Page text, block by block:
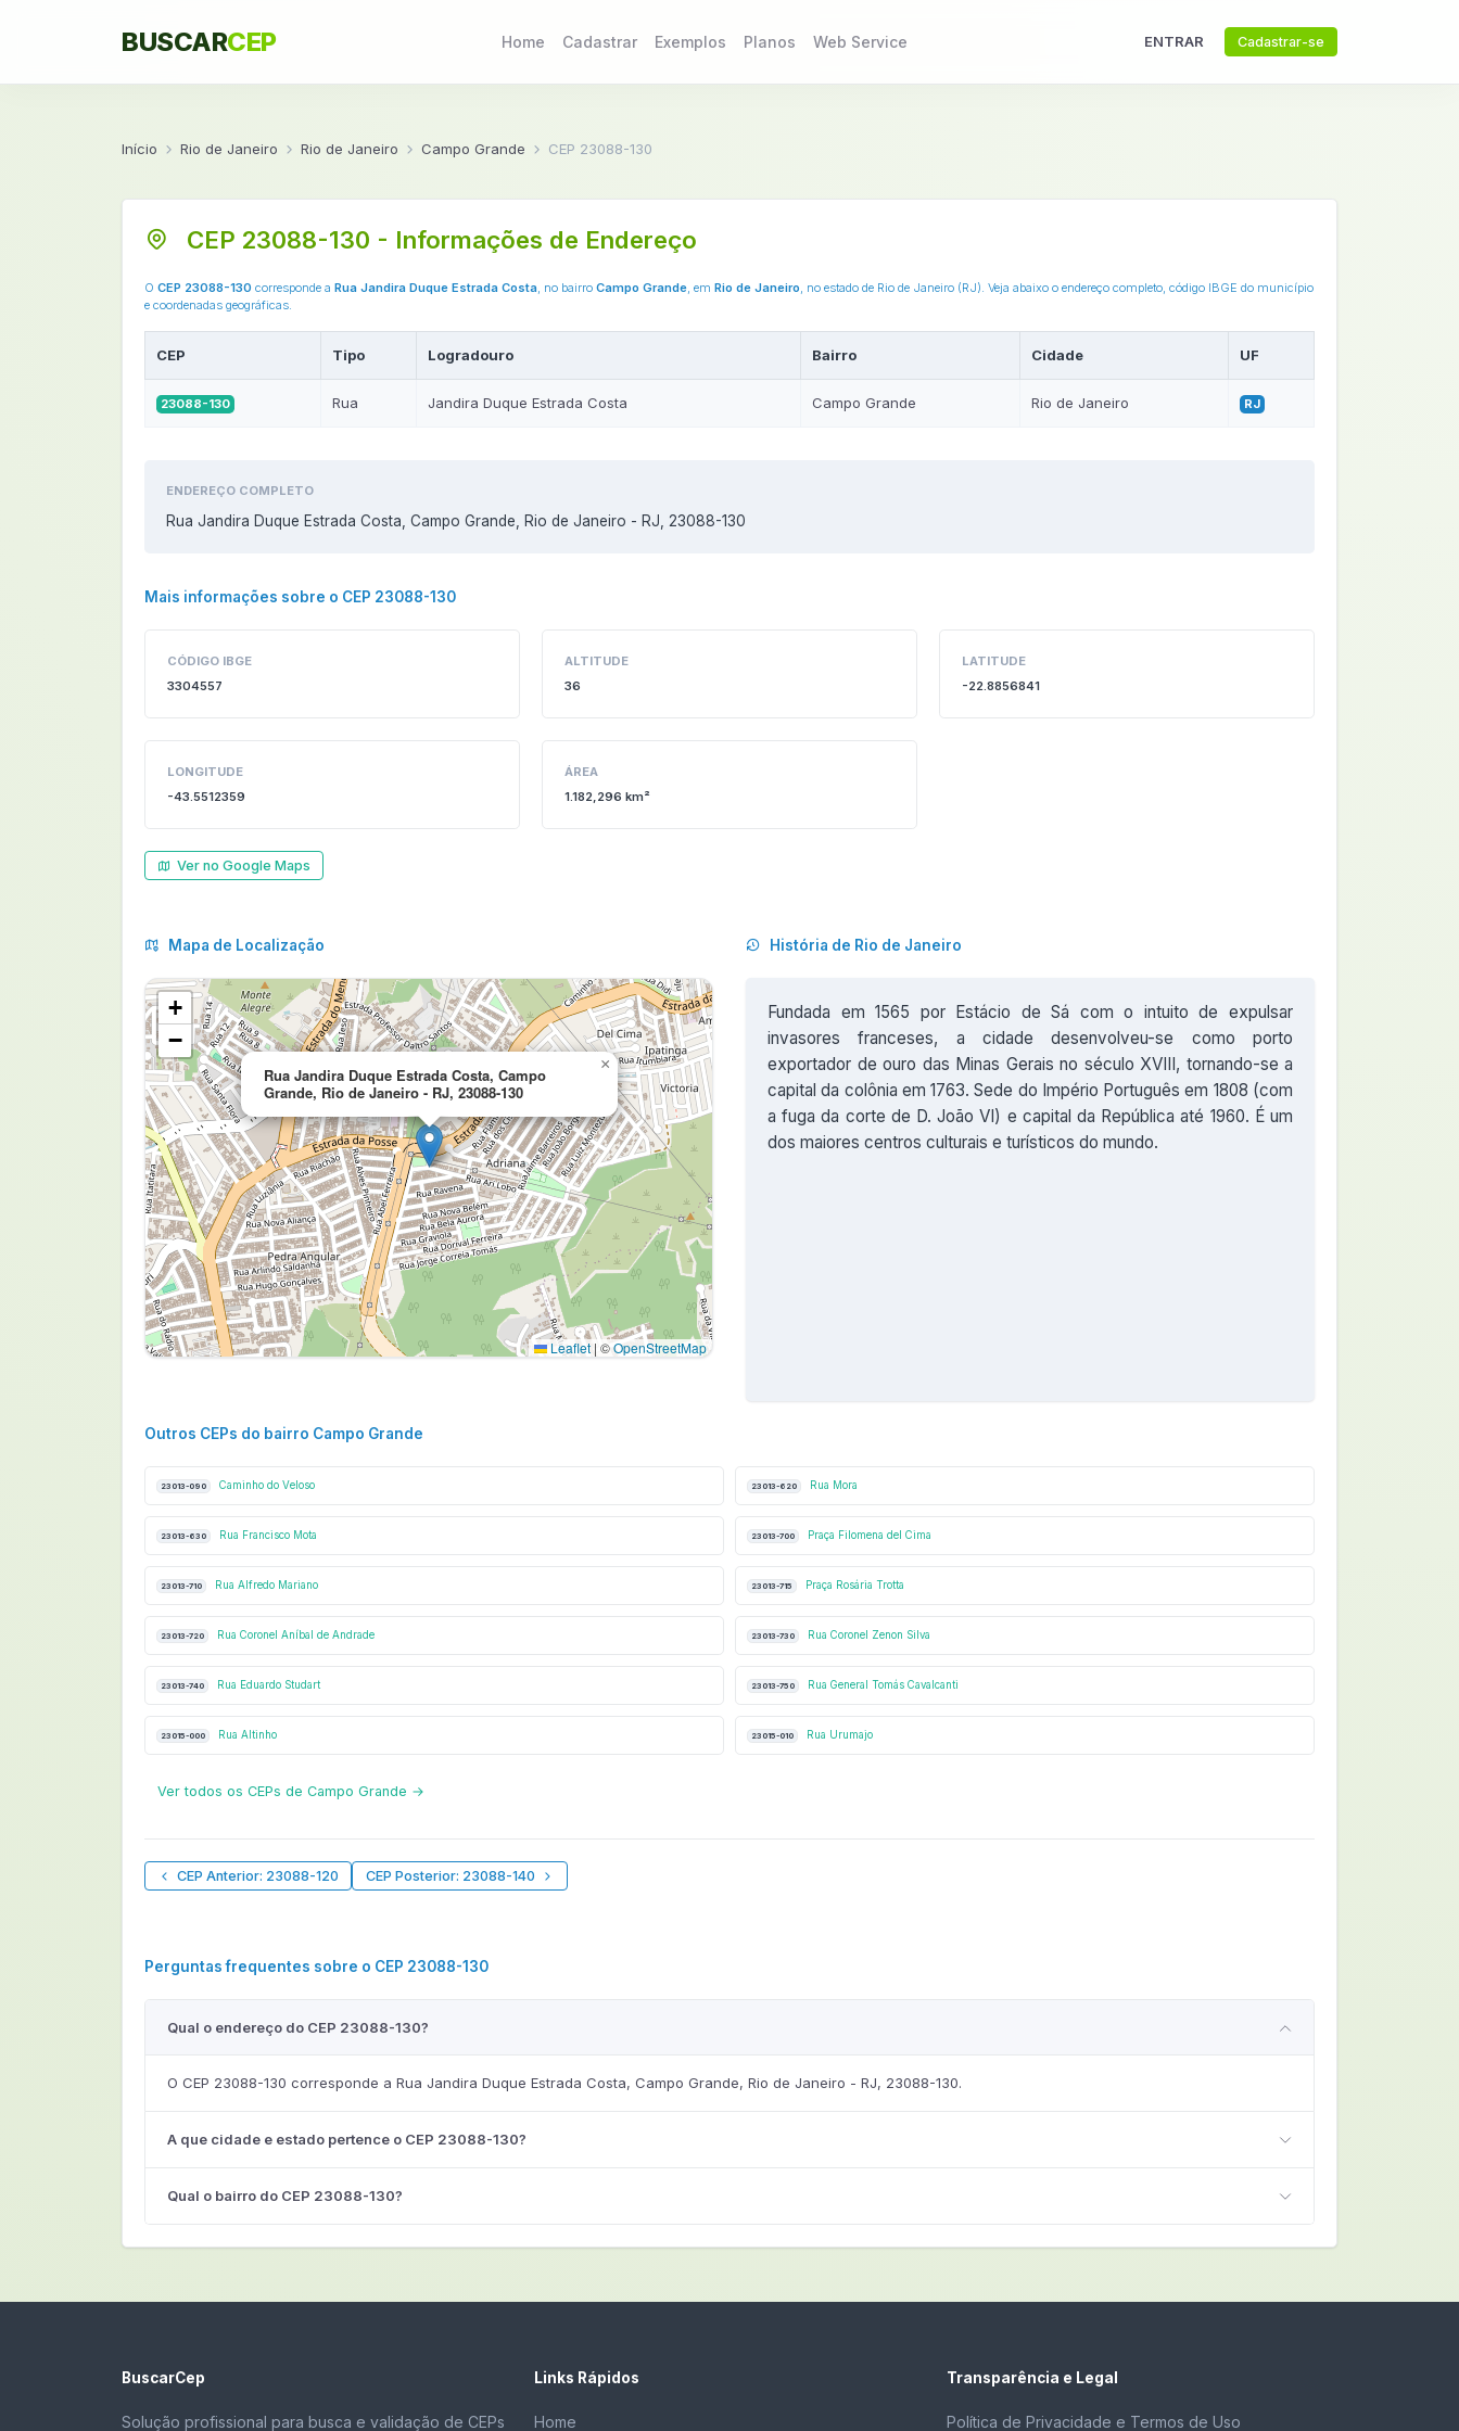
BUSCARCEP Home Cadastrar Exemplos Planos Web Service ENTRAR Cadastrar-se
Início Rio de Janeiro Rio de Janeiro Campo Grande CEP 23088-130
CEP 23088-130 - Informações de Endereço
O CEP 23088-130 corresponde a Rua Jandira Duque Estrada Costa, no bairro Campo Grande, em Rio de Janeiro, no estado de Rio de Janeiro (RJ). Veja abaixo o endereço completo, código IBGE do município
e coordenadas geográficas.
CEP Tipo Logradouro Bairro Cidade UF
23088-130 Rua Jandira Duque Estrada Costa Campo Grande Rio de Janeiro RJ
ENDEREÇO COMPLETO
Rua Jandira Duque Estrada Costa, Campo Grande, Rio de Janeiro - RJ, 23088-130
Mais informações sobre o CEP 23088-130
CÓDIGO IBGE
3304557
ALTITUDE
36
LATITUDE
-22.8856841
LONGITUDE
-43.5512359
ÁREA
1.182,296 km²
Ver no Google Maps
Mapa de Localização
Rua Jandira Duque Estrada Costa, Campo
Grande, Rio de Janeiro - RJ, 23088-130
×
+
−
Leaflet | ©OpenStreetMap
História de Rio de Janeiro
Fundada em 1565 por Estácio de Sá com o intuito de expulsar
invasores franceses, a cidade desenvolveu-se como porto
exportador de ouro das Minas Gerais no século XVIII, tornando-se a
capital da colônia em 1763. Sede do Império Português em 1808 (com
a fuga da corte de D. João VI) e capital da República até 1960. É um
dos maiores centros culturais e turísticos do mundo.
Outros CEPs do bairro Campo Grande
23013-090 Caminho do Veloso 23013-620 Rua Mora
23013-630 Rua Francisco Mota 23013-700 Praça Filomena del Cima
23013-710 Rua Alfredo Mariano 23013-715 Praça Rosária Trotta
23013-720 Rua Coronel Aníbal de Andrade 23013-730 Rua Coronel Zenon Silva
23013-740 Rua Eduardo Studart 23013-750 Rua General Tomás Cavalcanti
23015-000 Rua Altinho 23015-010 Rua Urumajo
Ver todos os CEPs de Campo Grande →
CEP Anterior: 23088-120 CEP Posterior: 23088-140
Perguntas frequentes sobre o CEP 23088-130
Qual o endereço do CEP 23088-130?
O CEP 23088-130 corresponde a Rua Jandira Duque Estrada Costa, Campo Grande, Rio de Janeiro - RJ, 23088-130.
A que cidade e estado pertence o CEP 23088-130?
Qual o bairro do CEP 23088-130?
BuscarCep
Solução profissional para busca e validação de CEPs
Links Rápidos
Home
Transparência e Legal
Política de Privacidade e Termos de Uso